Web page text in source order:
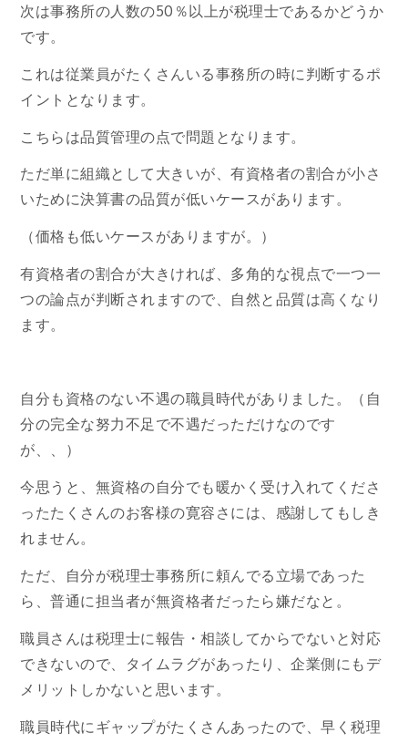
次は事務所の人数の50％以上が税理士であるかどうか
です。
これは従業員がたくさんいる事務所の時に判断するポ
イントとなります。
こちらは品質管理の点で問題となります。
ただ単に組織として大きいが、有資格者の割合が小さ
いために決算書の品質が低いケースがあります。
（価格も低いケースがありますが。）
有資格者の割合が大きければ、多角的な視点で一つ一
つの論点が判断されますので、自然と品質は高くなり
ます。
自分も資格のない不遇の職員時代がありました。（自
分の完全な努力不足で不遇だっただけなのです
が、、）
今思うと、無資格の自分でも暖かく受け入れてくださ
ったたくさんのお客様の寛容さには、感謝してもしき
れません。
ただ、自分が税理士事務所に頼んでる立場であった
ら、普通に担当者が無資格者だったら嫌だなと。
職員さんは税理士に報告・相談してからでないと対応
できないので、タイムラグがあったり、企業側にもデ
メリットしかないと思います。
職員時代にギャップがたくさんあったので、早く税理